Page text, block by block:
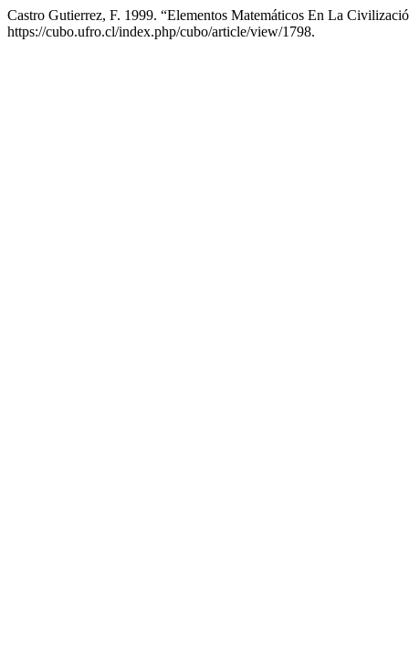
Castro Gutierrez, F. 1999. “Elementos Matemáticos En La
https://cubo.ufro.cl/index.php/cubo/article/view/1798.